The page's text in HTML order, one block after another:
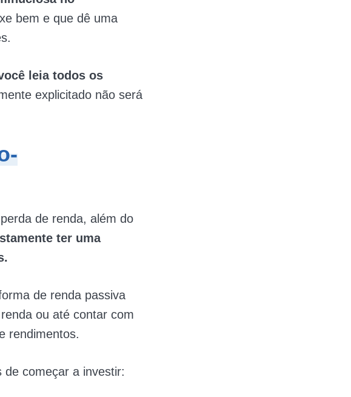
bem e que dê uma
leia todos os
explicitado não será
de renda, além do
ter uma
de renda passiva
ou até contar com
rendimentos.
de começar a investir: